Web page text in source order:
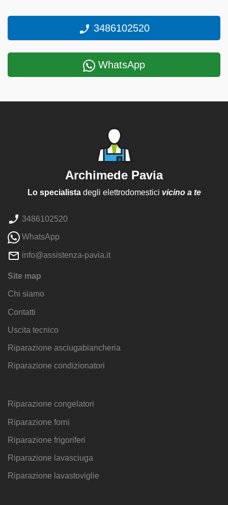
3486102520
WhatsApp
Archimede Pavia
Lo specialistadegli elettrodomestici vicino a te
3486102520
WhatsApp
info@assistenza-pavia.it
Site map
Chi siamo
Contatti
Uscita tecnico
Riparazione asciugabiancheria
Riparazione condizionatori
Riparazione congelatori
Riparazione forni
Riparazione frigoriferi
Riparazione lavasciuga
Riparazione lavastoviglie